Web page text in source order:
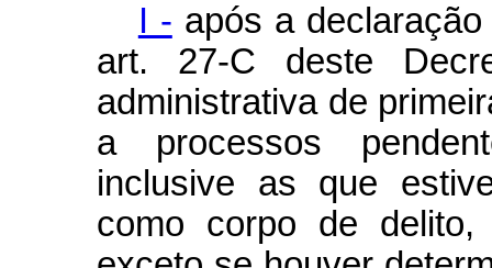
I - após a
art. 27-C deste
administrativa de
a processos
inclusive as que
como corpo de